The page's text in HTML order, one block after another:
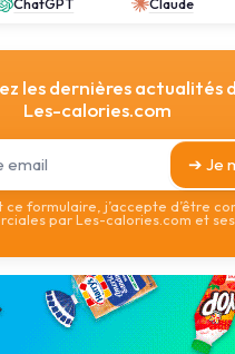
les dernières actualités
Les-calories.com
➔ Je
ce formulaire, j’accepte d’être
par Les-calories.com et ses